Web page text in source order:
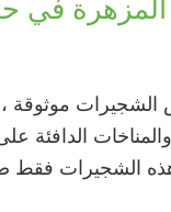
في
الشجيرات
والمناخات الدافئة
الشجيرات فقط